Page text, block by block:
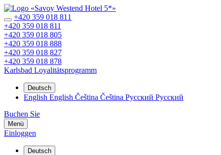
+420 359 018 811
+420 359 018 811
+420 359 018 805
+420 359 018 888
+420 359 018 827
+420 359 018 878
Karlsbad Loyalitätsprogramm
Deutsch
English English Čeština Čeština Русский Русский
Buchen Sie
Menü
Einloggen
Deutsch